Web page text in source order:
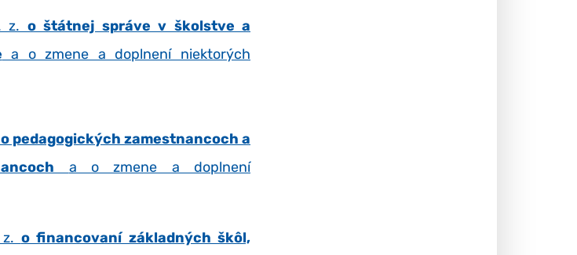
z. o štátnej správe v školstve a
a o zmene a doplnení niektorých
o pedagogických zamestnancoch a
a o zmene a doplnení
o financovaní základných škôl,